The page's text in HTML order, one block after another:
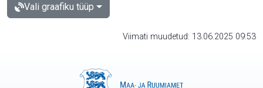
Vali graafiku tüüp
Viimati muudetud: 13.06.2025 09:53